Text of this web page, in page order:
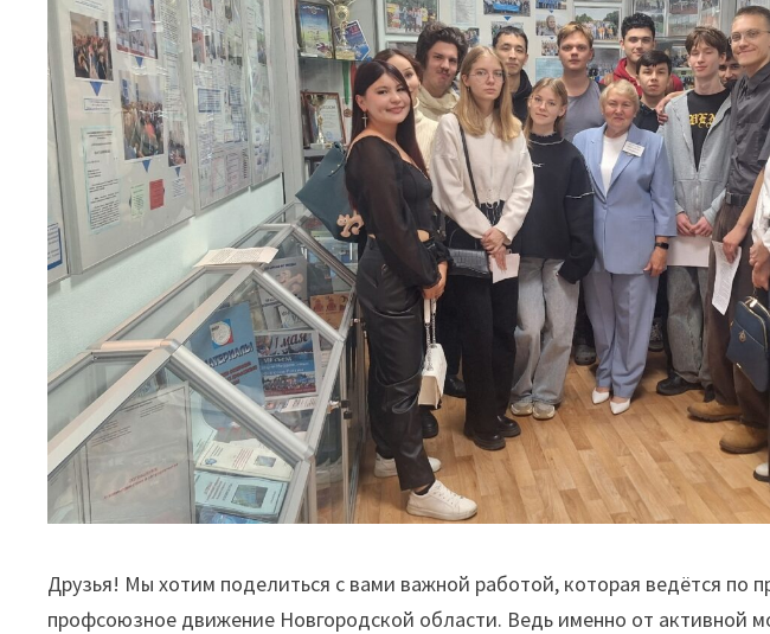
Друзья! Мы хотим поделиться с вами важной работой, которая ведётся по
профсоюзное движение Новгородской области. Ведь именно от активной